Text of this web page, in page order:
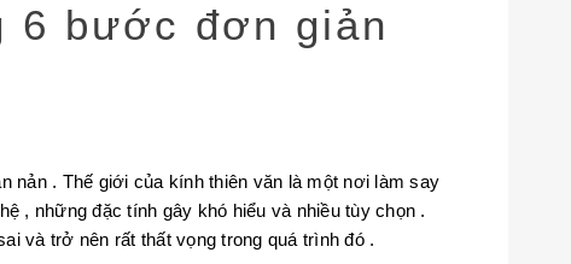
6 bước đơn giản
nản . Thế giới của kính thiên văn là một nơi làm say
, những đặc tính gây khó hiểu và nhiều tùy chọn .
và trở nên rất thất vọng trong quá trình đó .